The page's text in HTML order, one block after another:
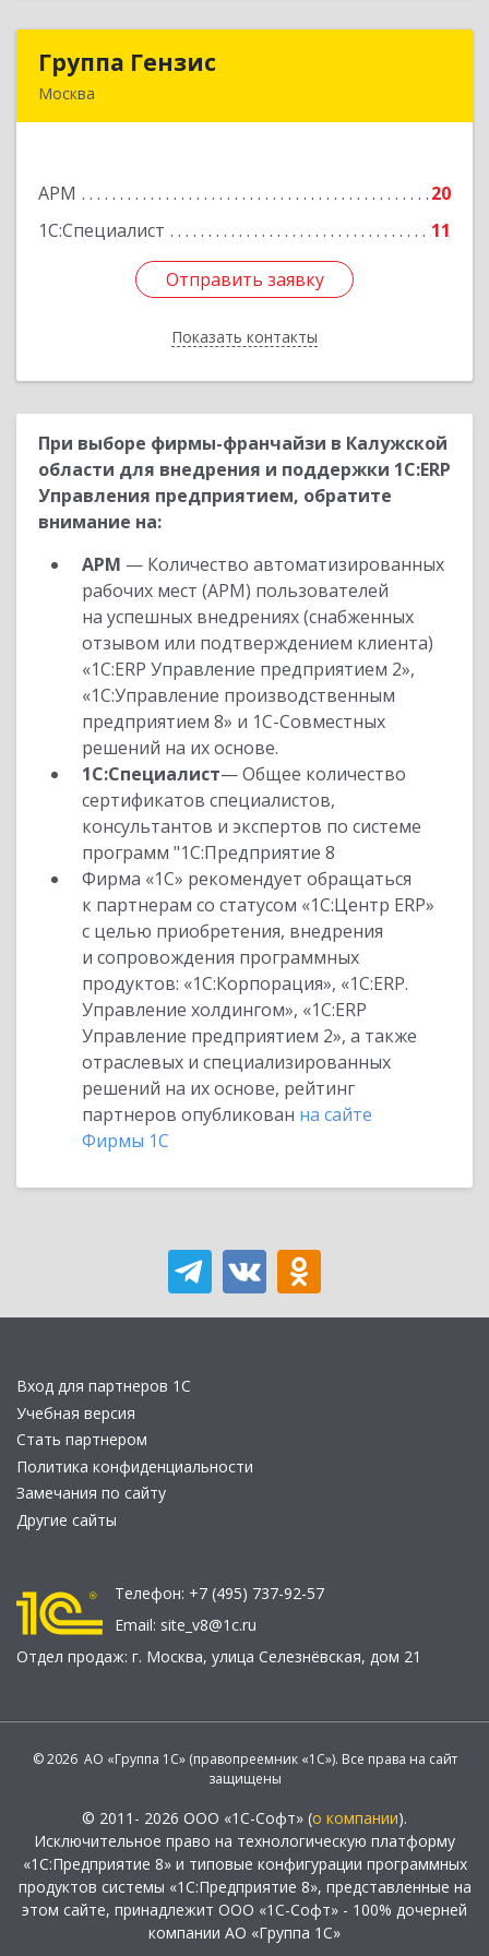
Группа Гензис
Москва
АРМ
20
1С:Специалист
11
Отправить заявку
Показать контакты
Подробнее
Отправить заявку
Назад
При выборе фирмы-франчайзи в Калужской
области для внедрения и поддержки 1С:ERP
Управления предприятием, обратите
внимание на:
АРМ — Количество автоматизированных
рабочих мест (АРМ) пользователей
на успешных внедрениях (снабженных
отзывом или подтверждением клиента)
«1С:ERP Управление предприятием 2»,
«1С:Управление производственным
предприятием 8» и 1С-Совместных
решений на их основе.
1С:Специалист— Общее количество
сертификатов специалистов,
консультантов и экспертов по системе
программ "1С:Предприятие 8
Фирма «1С» рекомендует обращаться
к партнерам со статусом «1С:Центр ERP»
с целью приобретения, внедрения
и сопровождения программных
продуктов: «1С:Корпорация», «1С:ERP.
Управление холдингом», «1С:ERP
Управление предприятием 2», а также
отраслевых и специализированных
решений на их основе, рейтинг
партнеров опубликован на сайте
Фирмы 1С
Вход для партнеров 1С
Учебная версия
Стать партнером
Политика конфиденциальности
Замечания по сайту
Другие сайты
Телефон: +7 (495) 737-92-57
Email: site_v8@1c.ru
Отдел продаж: г. Москва, улица Селезнёвская, дом 21
© 2026 АО «Группа 1С» (правопреемник «1С»). Все права на сайт
защищены
© 2011- 2026 ООО «1С-Софт» (о компании).
Исключительное право на технологическую платформу
«1С:Предприятие 8» и типовые конфигурации программных
продуктов системы «1С:Предприятие 8», представленные на
этом сайте, принадлежит ООО «1С-Софт» - 100% дочерней
компании АО «Группа 1С»